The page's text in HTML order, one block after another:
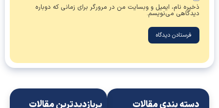
دسته بندی مقالات پربازدیدترین مقالات
ذخیره نام، ایمیل و وبسایت من در مرورگر برای زمانی که دوباره
دیدگاهی می‌نویسم.